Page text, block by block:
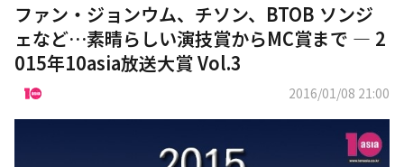
ファン・ジョンウム、チソン、BTOB ソンジ
ェなど…素晴らしい演技賞からMC賞まで ― 2
015年10asia放送大賞 Vol.3
2016/01/08 21:00